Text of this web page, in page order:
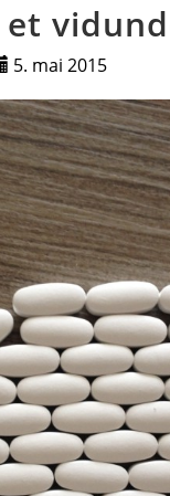
5. mai 2015